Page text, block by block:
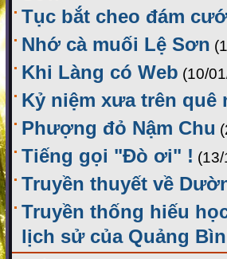
Tục bắt cheo đám
Nhớ cà muối Lệ Sơn
Khi Làng có Web (10/
Kỷ niệm xưa trên quê
Phượng đỏ Nậm Chu
Tiếng gọi "Đò ơi" !
Truyền thuyết về
Truyền thống hiếu
lịch sử của Quảng